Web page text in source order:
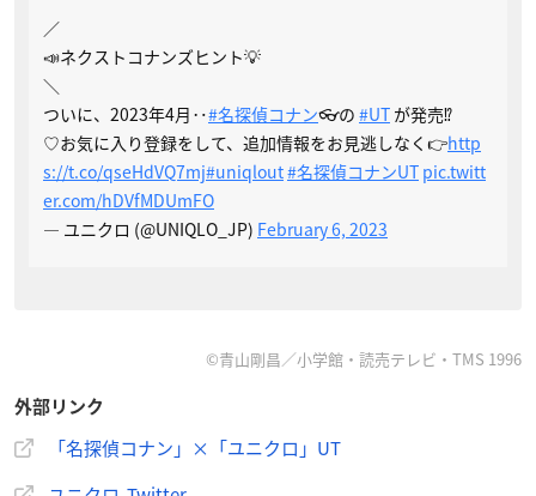
／
📣ネクストコナンズヒント💡
＼
ついに、2023年4月‥#名探偵コナン👓の #UT が発売⁉
♡お気に入り登録をして、追加情報をお見逃しなく👉http
s://t.co/qseHdVQ7mj#uniqlout#名探偵コナンUT pic.twitt
er.com/hDVfMDUmFO
— ユニクロ (@UNIQLO_JP) February 6, 2023
©青山剛昌／小学館・読売テレビ・TMS 1996
外部リンク
「名探偵コナン」×「ユニクロ」UT